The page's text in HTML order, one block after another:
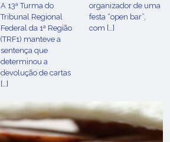
A 13ª Turma do
Tribunal Regional
Federal da 1ª Região
(TRF1) manteve a
sentença que
determinou a
devolução de cartas
[…]
organizador de uma
festa “open bar”,
com […]